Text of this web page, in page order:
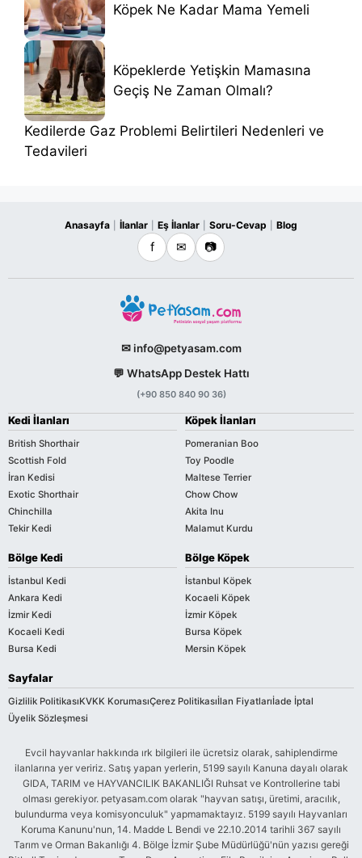
Köpek Ne Kadar Mama Yemeli
Köpeklerde Yetişkin Mamasına
Geçiş Ne Zaman Olmalı?
Kedilerde Gaz Problemi Belirtileri Nedenleri ve
Tedavileri
Anasayfa İlanlar Eş İlanlar Soru-Cevap Blog
f ✉ 📷
✉ info@petyasam.com
💬 WhatsApp Destek Hattı
(+90 850 840 90 36)
Kedi İlanları
British Shorthair
Scottish Fold
İran Kedisi
Exotic Shorthair
Chinchilla
Tekir Kedi
Köpek İlanları
Pomeranian Boo
Toy Poodle
Maltese Terrier
Chow Chow
Akita Inu
Malamut Kurdu
Bölge Kedi
İstanbul Kedi
Ankara Kedi
İzmir Kedi
Kocaeli Kedi
Bursa Kedi
Bölge Köpek
İstanbul Köpek
Kocaeli Köpek
İzmir Köpek
Bursa Köpek
Mersin Köpek
Sayfalar
Gizlilik PolitikasıKVKK KorumasıÇerez Politikasıİlan Fiyatlarıİade İptal
Üyelik Sözleşmesi
Evcil hayvanlar hakkında ırk bilgileri ile ücretsiz olarak, sahiplendirme
ilanlarına yer veririz. Satış yapan yerlerin, 5199 sayılı Kanuna dayalı olarak
GIDA, TARIM ve HAYVANCILIK BAKANLIĞI Ruhsat ve Kontrollerine tabi
olması gerekiyor. petyasam.com olarak "hayvan satışı, üretimi, aracılık,
bulundurma veya komisyonculuk" yapmamaktayız. 5199 sayılı Hayvanları
Koruma Kanunu'nun, 14. Madde L Bendi ve 22.10.2014 tarihli 367 sayılı
Tarım ve Orman Bakanlığı 4. Bölge İzmir Şube Müdürlüğü'nün yazısı gereği